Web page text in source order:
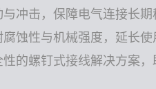
冲击，保障电气连接长
蚀性与机械强度，延长
的螺钉式接线解决方案，